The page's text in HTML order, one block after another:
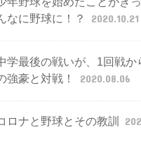
なに野球に！？
2020.10.21
学最後の戦いが、1回戦か
強豪と対戦！
2020.08.06
ロナと野球とその教訓